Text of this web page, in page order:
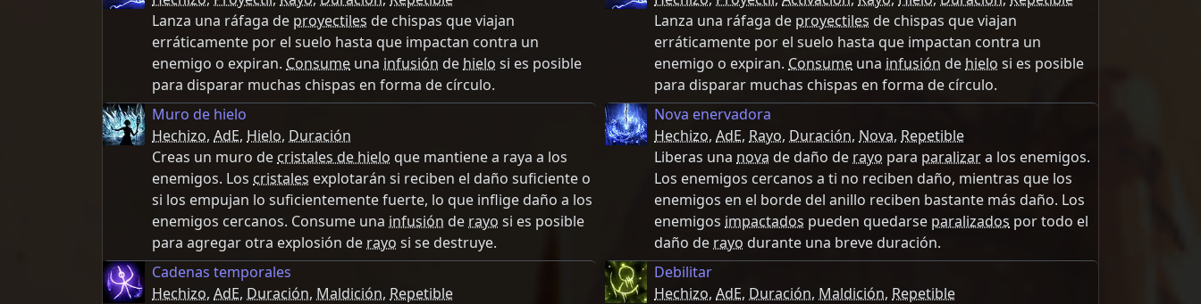
Lanza una ráfaga de proyectiles de chispas que viajan
erráticamente por el suelo hasta que impactan contra un
enemigo o expiran. Consume una infusión de hielo si es posible
para disparar muchas chispas en forma de círculo.
Lanza una ráfaga de proyectiles de chispas que viajan
erráticamente por el suelo hasta que impactan contra un
enemigo o expiran. Consume una infusión de hielo si es posible
para disparar muchas chispas en forma de círculo.
Muro de hielo
Hechizo, AdE, Hielo, Duración
Creas un muro de cristales de hielo que mantiene a raya a los
enemigos. Los cristales explotarán si reciben el daño suficiente o
si los empujan lo suficientemente fuerte, lo que inflige daño a los
enemigos cercanos. Consume una infusión de rayo si es posible
para agregar otra explosión de rayo si se destruye.
Nova enervadora
Hechizo, AdE, Rayo, Duración, Nova, Repetible
Liberas una nova de daño de rayo para paralizara los enemigos.
Los enemigos cercanos a ti no reciben daño, mientras que los
enemigos en el borde del anillo reciben bastante más daño. Los
enemigos impactados pueden quedarse paralizados por todo el
daño de rayo durante una breve duración.
Cadenas temporales
Hechizo, AdE, Duración, Maldición, Repetible
Debilitar
Hechizo, AdE, Duración, Maldición, Repetible